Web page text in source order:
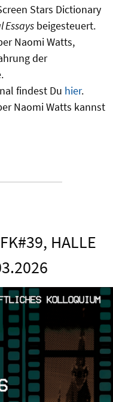
Stars Dictionary
Essays beigesteuert.
Naomi Watts,
der
findest Du hier.
Naomi Watts kannst
HALLE